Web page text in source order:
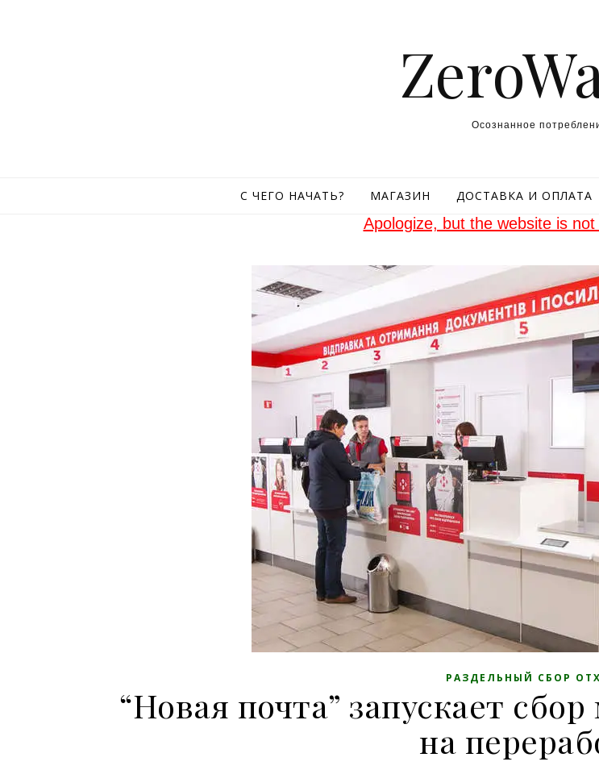
Осознанное
С ЧЕГО НАЧАТЬ? МАГАЗИН ДОСТАВКА И ОПЛАТА
Apologize, but the website is
РАЗДЕЛЬНЫЙ СБОР
“Новая почта” запускает
на